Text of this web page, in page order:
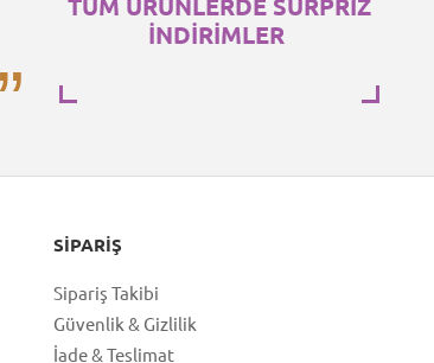
TÜM ÜRÜNLERDE SÜRPRİZ
İNDİRİMLER
SIPARIŞ
Sipariş Takibi
Güvenlik & Gizlilik
İade & Teslimat